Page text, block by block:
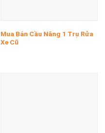
Mua Bán Cầu Nâng 1 Trụ Rửa
Xe Cũ